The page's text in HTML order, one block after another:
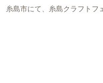
糸島市にて、糸島クラフトフ